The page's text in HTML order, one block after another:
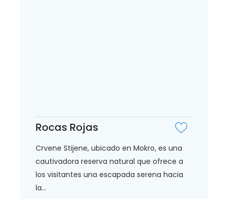
Rocas Rojas
Crvene Stijene, ubicado en Mokro, es una
cautivadora reserva natural que ofrece a
los visitantes una escapada serena hacia
la...